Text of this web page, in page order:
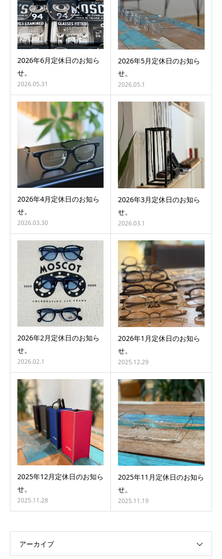
2026年6月定休日のお知ら
せ。
2026.05.31
2026年5月定休日のお知ら
せ。
2026.05.1
2026年4月定休日のお知ら
せ。
2026.03.30
2026年3月定休日のお知ら
せ。
2026.03.1
2026年2月定休日のお知ら
せ。
2026.02.1
2026年1月定休日のお知ら
せ。
2025.12.29
2025年12月定休日のお知ら
せ。
2025.11.28
2025年11月定休日のお知ら
せ。
2025.11.19
アーカイブ